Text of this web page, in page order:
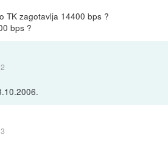
TK zagotavlja 14400 bps ?
bps ?